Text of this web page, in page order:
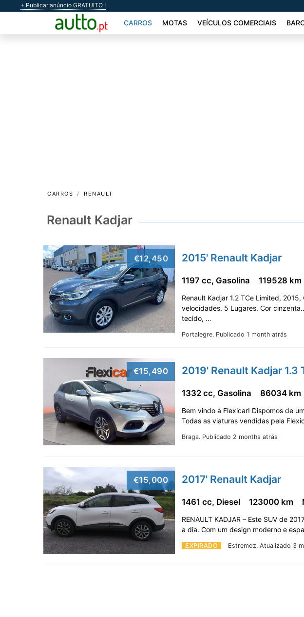
+ Publicar anúncio GRATUITO !
CARROS MOTAS VEÍCULOS COMERCIAIS
CARROS RENAULT
Renault Kadjar
€12,450 2015' Renault Kadjar
Portalegre. Publicado 1 month atrás
1197 cc, Gasolina 119528 km
Renault Kadjar 1.2 TCe Limited,
velocidades, 5 Lugares, Cor
tecido, …
€15,490 2019' Renault Kadjar 1.3
Braga. Publicado 2 months atrás
1332 cc, Gasolina 86034 km
Bem vindo à Flexicar! Dispomos de
Todas as viaturas vendidas pela
€15,000 2017' Renault Kadjar
EXPIRADO Estremoz. Atualizado 3
1461 cc, Diesel 123000 km
RENAULT KADJAR – Este SUV de
a dia. Com um design moderno e